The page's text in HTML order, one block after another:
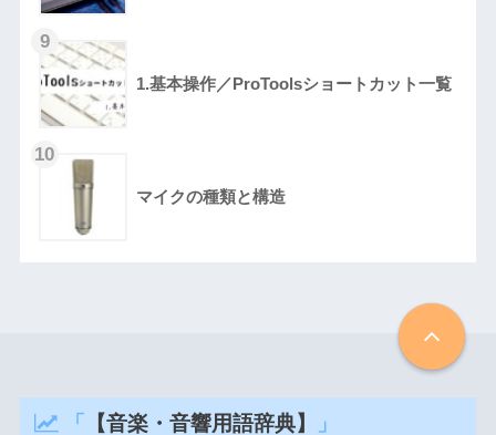
1.基本操作／ProToolsショートカット一覧
マイクの種類と構造
「 【音楽・音響用語辞典】
」